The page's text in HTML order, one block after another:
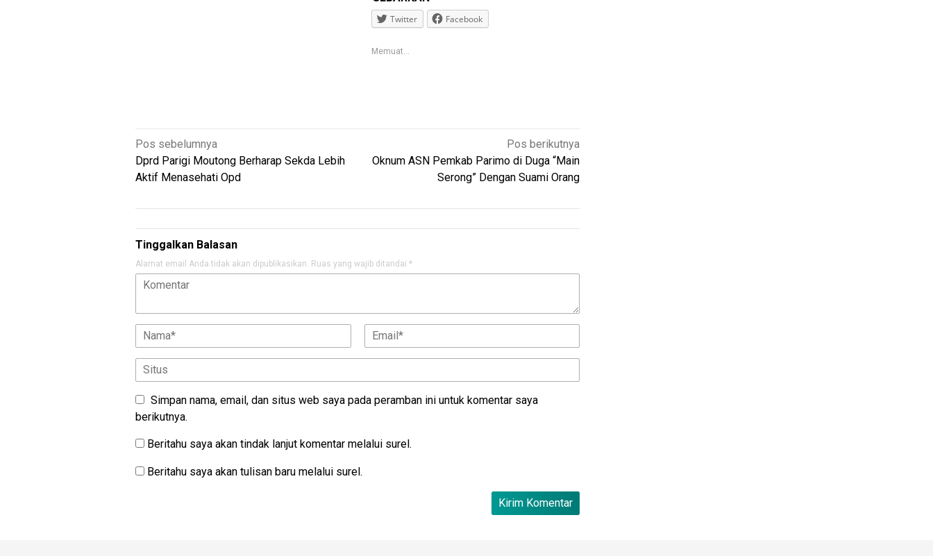
Twitter Facebook
Memuat...
Navigasi
pos
Pos sebelumnya
Dprd Parigi Moutong Berharap Sekda Lebih
Aktif Menasehati Opd
Pos berikutnya
Oknum ASN Pemkab Parimo di Duga “Main
Serong” Dengan Suami Orang
Tinggalkan Balasan
Alamat email Anda tidak akan dipublikasikan. Ruas yang wajib ditandai *
Simpan nama, email, dan situs web saya pada peramban ini untuk komentar saya
berikutnya.
Beritahu saya akan tindak lanjut komentar melalui surel.
Beritahu saya akan tulisan baru melalui surel.